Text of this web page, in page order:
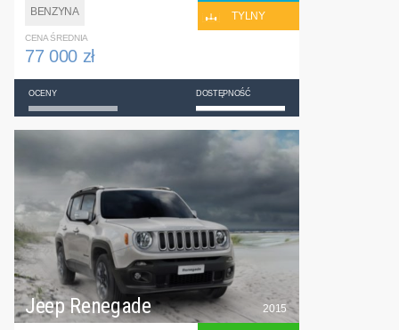
BENZYNA
TYLNY
CENA ŚREDNIA
77 000 zł
OCENY DOSTĘPNOŚĆ
Jeep Renegade 2015